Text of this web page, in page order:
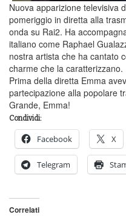
Nuova apparizione televisiva
pomeriggio in diretta alla
onda su Rai2. Ha
italiano come Raphael
nostra artista che ha cantato
charme che la caratterizzano.
Prima della diretta Emma
partecipazione alla popolare
Grande, Emma!
Condividi:
Facebook X
Telegram
Correlati